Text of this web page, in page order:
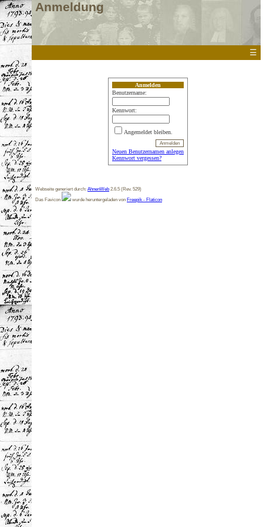
Anmeldung
☰
Anmelden
Benutzername:
Kennwort:
Angemeldet bleiben.
Neuen Benutzernamen anlegen
Kennwort vergessen?
Webseite generiert durch: AhnenWeb 2.6.5 (Rev. 529)
Das Favicon
wurde heruntergeladen von Freepik - Flaticon